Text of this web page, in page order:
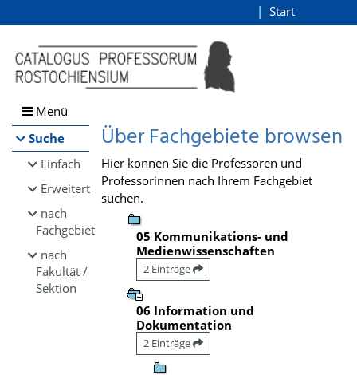
Browsen
direkt zum Inhalt
Start
Menü
Suche
Einfach
Erweitert
nach
Fachgebiet
nach
Fakultät /
Sektion
Über Fachgebiete browsen
Hier können Sie die Professoren und
Professorinnen nach Ihrem Fachgebiet
suchen.
05 Kommunikations- und
Medienwissenschaften
2 Einträge
06 Information und
Dokumentation
2 Einträge